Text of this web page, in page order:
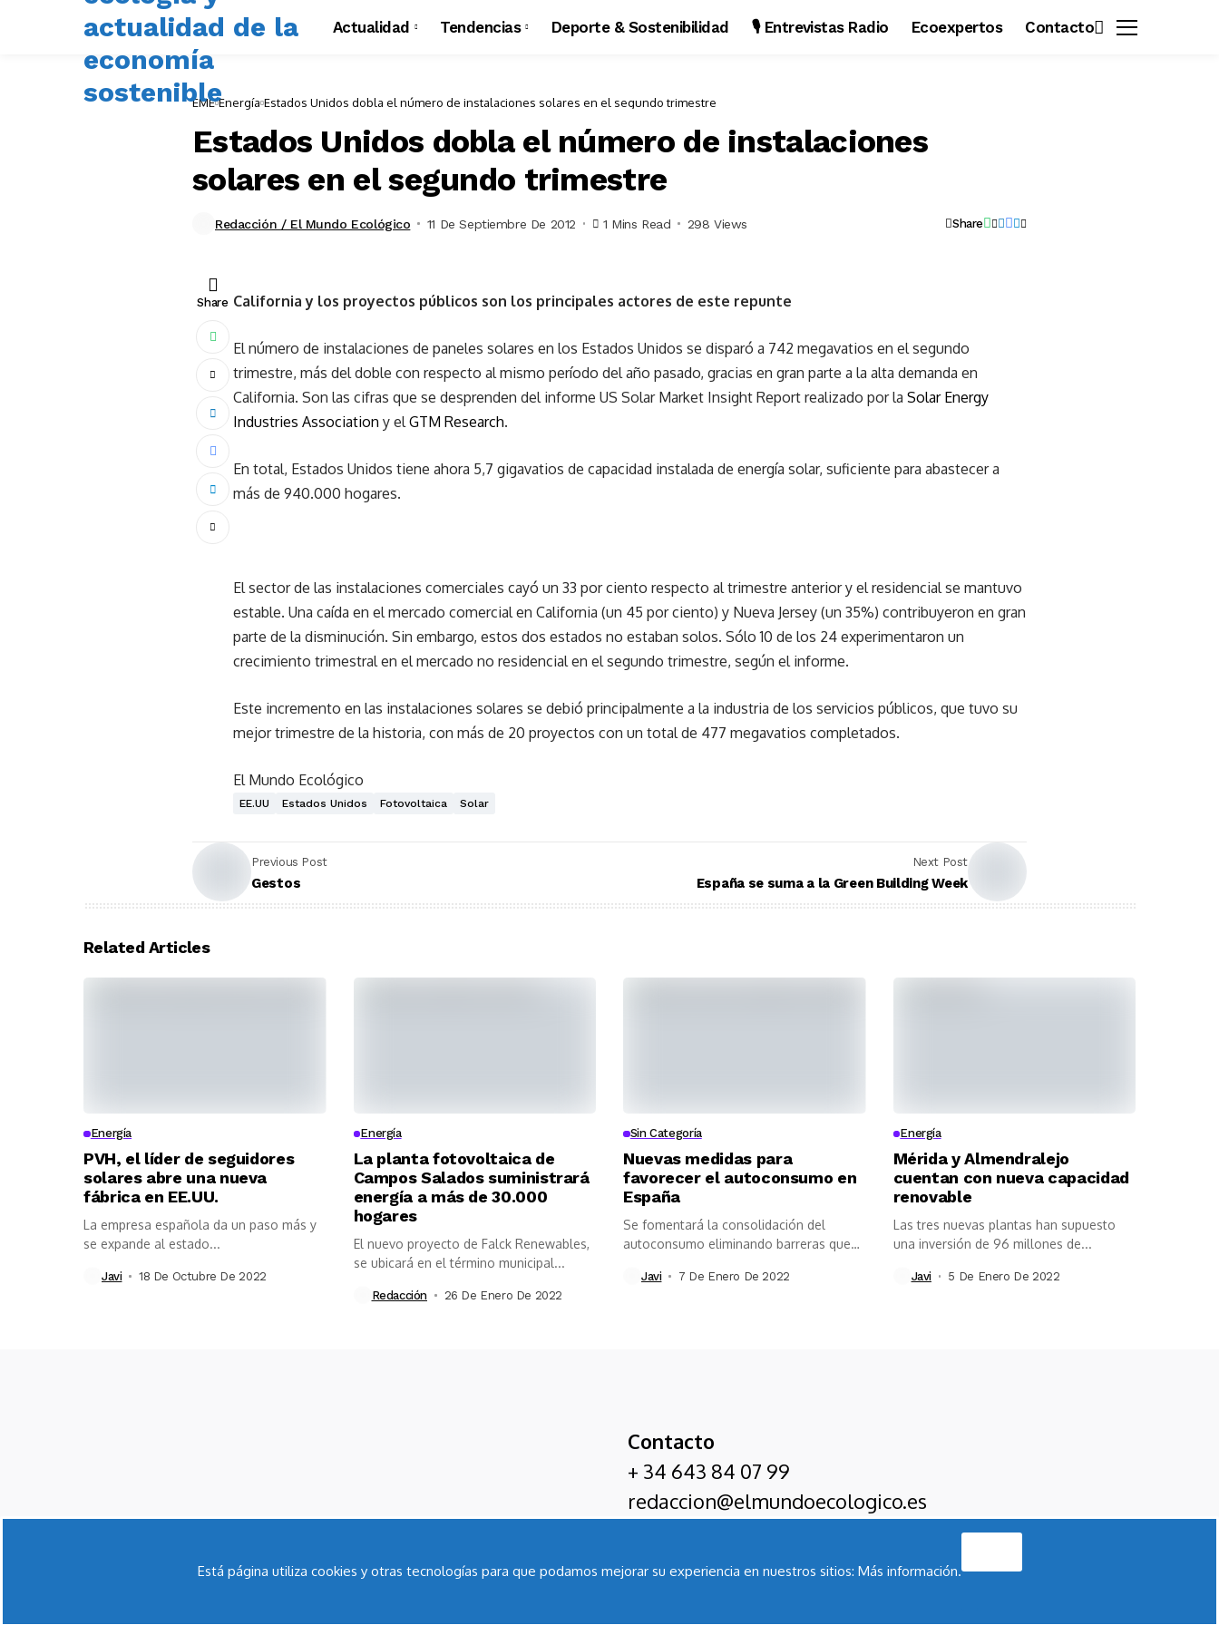
Actualidad Tendencias Deporte & Sostenibilidad 🎙️ Entrevistas Radio Ecoexpertos Contacto
EME Energía Estados Unidos dobla el número de instalaciones solares en el segundo trimestre
Estados Unidos dobla el número de instalaciones
solares en el segundo trimestre
Redacción / El Mundo Ecológico 11 De Septiembre De 2012 1 Mins Read 298 Views Share
Share California y los proyectos públicos son los principales actores de este repunte
El número de instalaciones de paneles solares en los Estados Unidos se disparó a 742 megavatios en el segundo
trimestre, más del doble con respecto al mismo período del año pasado, gracias en gran parte a la alta demanda en
California. Son las cifras que se desprenden del informe US Solar Market Insight Report realizado por la Solar Energy
Industries Association y elGTM Research.
En total, Estados Unidos tiene ahora 5,7 gigavatios de capacidad instalada de energía solar, suficiente para abastecer a
más de 940.000 hogares.
El sector de las instalaciones comerciales cayó un 33 por ciento respecto al trimestre anterior y el residencial se mantuvo
estable. Una caída en el mercado comercial en California (un 45 por ciento) y Nueva Jersey (un 35%) contribuyeron en gran
parte de la disminución. Sin embargo, estos dos estados no estaban solos. Sólo 10 de los 24 experimentaron un
crecimiento trimestral en el mercado no residencial en el segundo trimestre, según el informe.
Este incremento en las instalaciones solares se debió principalmente a la industria de los servicios públicos, que tuvo su
mejor trimestre de la historia, con más de 20 proyectos con un total de 477 megavatios completados.
El Mundo Ecológico
EE.UU Estados Unidos Fotovoltaica Solar
Previous Post
Gestos
Next Post
España se suma a la Green Building Week
Related Articles
Energía
PVH, el líder de seguidores
solares abre una nueva
fábrica en EE.UU.
La empresa española da un paso más y
se expande al estado...
Javi 18 De Octubre De 2022
Energía
La planta fotovoltaica de
Campos Salados suministrará
energía a más de 30.000
hogares
El nuevo proyecto de Falck Renewables,
se ubicará en el término municipal...
Redacción 26 De Enero De 2022
Sin Categoría
Nuevas medidas para
favorecer el autoconsumo en
España
Se fomentará la consolidación del
autoconsumo eliminando barreras que
Javi 7 De Enero De 2022
Energía
Mérida y Almendralejo
cuentan con nueva capacidad
renovable
Las tres nuevas plantas han supuesto
una inversión de 96 millones de...
Javi 5 De Enero De 2022
Contacto
+ 34 643 84 07 99
redaccion@elmundoecologico.es
Está página utiliza cookies y otras tecnologías para que podamos mejorar su experiencia en nuestros sitios: Más información.